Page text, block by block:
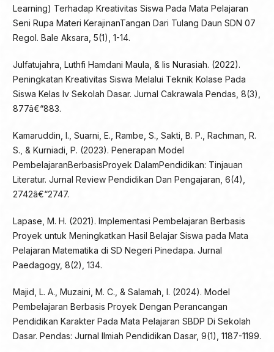
Learning) Terhadap Kreativitas Siswa Pada Mata Pelajaran
Seni Rupa Materi KerajinanTangan Dari Tulang Daun SDN 07
Regol. Bale Aksara, 5(1), 1-14.
Julfatujahra, Luthfi Hamdani Maula, & Iis Nurasiah. (2022).
Peningkatan Kreativitas Siswa Melalui Teknik Kolase Pada
Siswa Kelas Iv Sekolah Dasar. Jurnal Cakrawala Pendas, 8(3),
877â€“883.
Kamaruddin, I., Suarni, E., Rambe, S., Sakti, B. P., Rachman, R.
S., & Kurniadi, P. (2023). Penerapan Model
PembelajaranBerbasisProyek DalamPendidikan: Tinjauan
Literatur. Jurnal Review Pendidikan Dan Pengajaran, 6(4),
2742â€“2747.
Lapase, M. H. (2021). Implementasi Pembelajaran Berbasis
Proyek untuk Meningkatkan Hasil Belajar Siswa pada Mata
Pelajaran Matematika di SD Negeri Pinedapa. Jurnal
Paedagogy, 8(2), 134.
Majid, L. A., Muzaini, M. C., & Salamah, I. (2024). Model
Pembelajaran Berbasis Proyek Dengan Perancangan
Pendidikan Karakter Pada Mata Pelajaran SBDP Di Sekolah
Dasar. Pendas: Jurnal Ilmiah Pendidikan Dasar, 9(1), 1187-1199.